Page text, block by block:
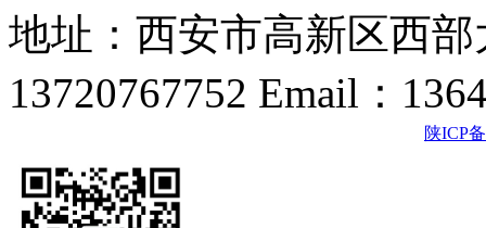
地址：西安市高新区西
13720767752 Email：
陕ICP